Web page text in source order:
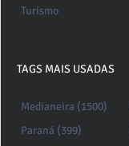
Turismo
TAGS MAIS USADAS
Medianeira (1500)
Paraná (399)